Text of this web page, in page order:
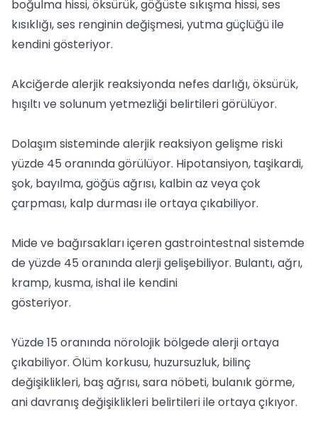
boğulma hissi, öksürük, göğüste sıkışma hissi, ses
kısıklığı, ses renginin değişmesi, yutma güçlüğü ile
kendini gösteriyor.
Akciğerde alerjik reaksiyonda nefes darlığı, öksürük,
hışıltı ve solunum yetmezliği belirtileri görülüyor.
Dolaşım sisteminde alerjik reaksiyon gelişme riski
yüzde 45 oranında görülüyor. Hipotansiyon, taşikardi,
şok, bayılma, göğüs ağrısı, kalbin az veya çok
çarpması, kalp durması ile ortaya çıkabiliyor.
Mide ve bağırsakları içeren gastrointestnal sistemde
de yüzde 45 oranında alerji gelişebiliyor. Bulantı, ağrı,
kramp, kusma, ishal ile kendini
gösteriyor.
Yüzde 15 oranında nörolojik bölgede alerji ortaya
çıkabiliyor. Ölüm korkusu, huzursuzluk, bilinç
değişiklikleri, baş ağrısı, sara nöbeti, bulanık görme,
ani davranış değişiklikleri belirtileri ile ortaya çıkıyor.